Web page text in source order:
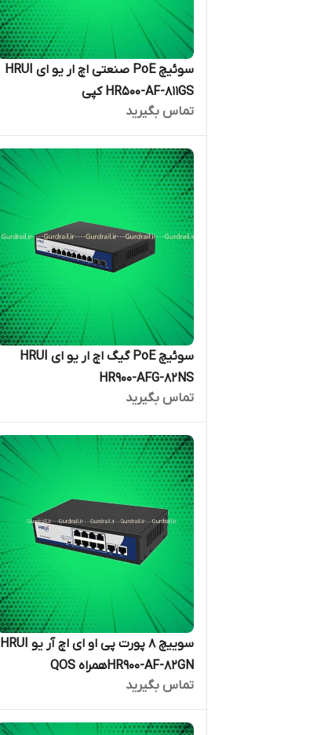
سوئیچ PoE صنعتی اچ ار یو ای HRUI
HR500-AF-811GS کپی
تماس بگیرید
سوئیچ PoE گیگ اچ ار یو ای HRUI
HR900-AFG-82NS
تماس بگیرید
سوییچ 8 پورت پی او ای اچ آر یو HRUI
HR900-AF-82GNهمراه QOS
تماس بگیرید